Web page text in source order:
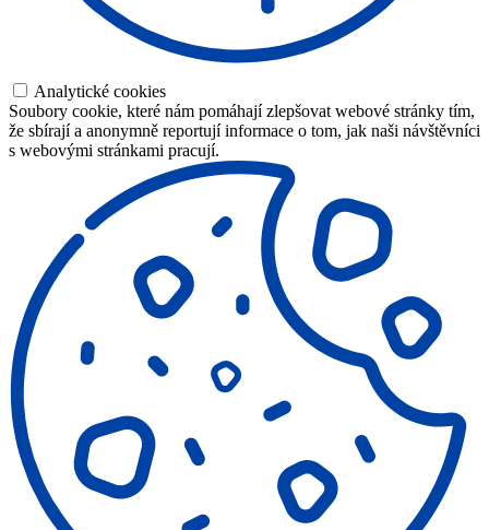
Analytické cookies
Soubory cookie, které nám pomáhají zlepšovat webové stránky tím,
že sbírají a anonymně reportují informace o tom, jak naši návštěvníci
s webovými stránkami pracují.